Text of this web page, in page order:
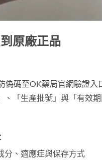
原廠正品
偽碼至OK藥局官網驗證入
、「生產批號」與「有效
分、適應症與保存方式